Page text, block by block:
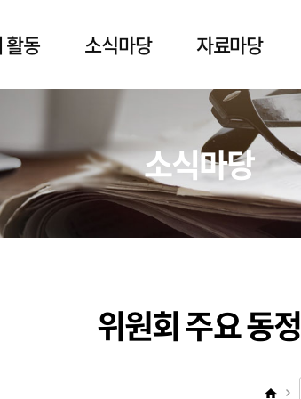
활동 소식마당 자료마당
소식마당
위원회 주요 동정